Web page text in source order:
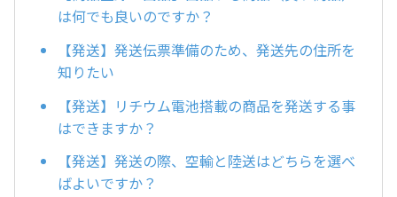
は何でも良いのですか？
【発送】発送伝票準備のため、発送先の住所を
知りたい
【発送】リチウム電池搭載の商品を発送する事
はできますか？
【発送】発送の際、空輸と陸送はどちらを選べ
ばよいですか？